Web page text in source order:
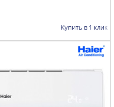
Купить в 1 клик